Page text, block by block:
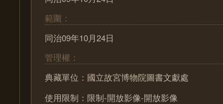
範圍：
同治09年10月24日
管理權：
典藏單位：國立故宮博物院圖書文獻處
使用限制：限制-開放影像-開放影像